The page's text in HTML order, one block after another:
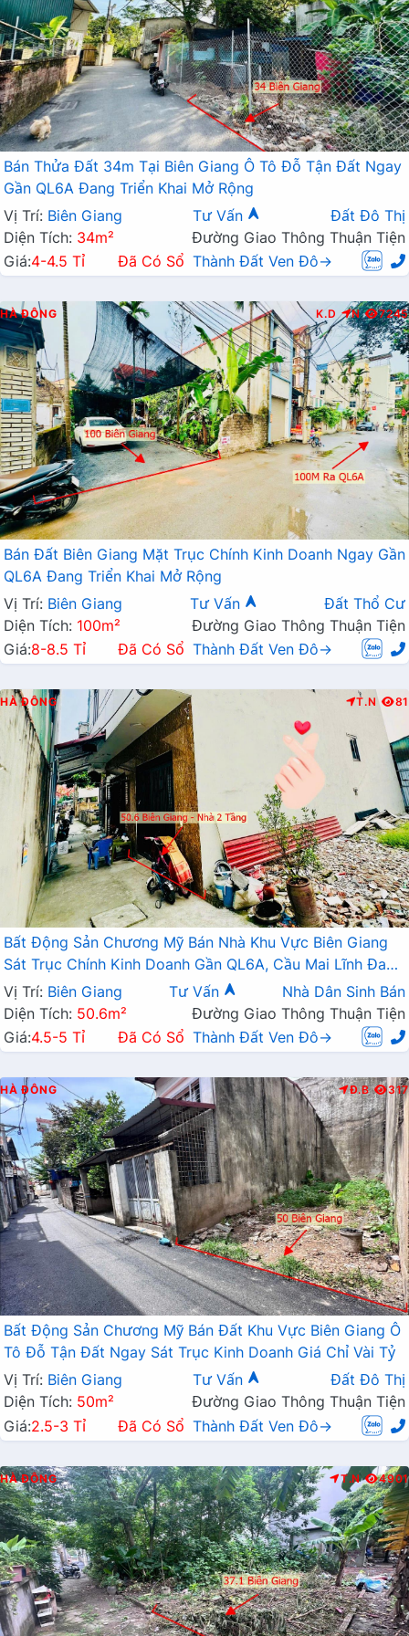
Bán Thửa Đất 34m Tại Biên Giang Ô Tô Đỗ Tận Đất Ngay
Gần QL6A Đang Triển Khai Mở Rộng
Vị Trí: Biên Giang Tư Vấn
Đất Đô Thị
Diện Tích: 34m²
Đường Giao Thông Thuận Tiện
Giá:4-4.5 Tỉ Đã Có Sổ Thành Đất Ven Đô→
HÀ ĐÔNG K.D N 7245
Bán Đất Biên Giang Mặt Trục Chính Kinh Doanh Ngay Gần
QL6A Đang Triển Khai Mở Rộng
Vị Trí: Biên Giang Tư Vấn
Đất Thổ Cư
Diện Tích: 100m²
Đường Giao Thông Thuận Tiện
Giá:8-8.5 Tỉ Đã Có Sổ Thành Đất Ven Đô→
HÀ ĐÔNG T.N 81
Bất Động Sản Chương Mỹ Bán Nhà Khu Vực Biên Giang
Sát Trục Chính Kinh Doanh Gần QL6A, Cầu Mai Lĩnh Đang
Mở Rộng
Vị Trí: Biên Giang Tư Vấn
Nhà Dân Sinh Bán
Diện Tích: 50.6m²
Đường Giao Thông Thuận Tiện
Giá:4.5-5 Tỉ Đã Có Sổ Thành Đất Ven Đô→
HÀ ĐÔNG Đ.B 317
Bất Động Sản Chương Mỹ Bán Đất Khu Vực Biên Giang Ô
Tô Đỗ Tận Đất Ngay Sát Trục Kinh Doanh Giá Chỉ Vài Tỷ
Vị Trí: Biên Giang Tư Vấn
Đất Đô Thị
Diện Tích: 50m²
Đường Giao Thông Thuận Tiện
Giá:2.5-3 Tỉ Đã Có Sổ Thành Đất Ven Đô→
HÀ ĐÔNG T.N 4901